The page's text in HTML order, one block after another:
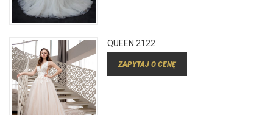
QUEEN 2122
ZAPYTAJ O CENĘ